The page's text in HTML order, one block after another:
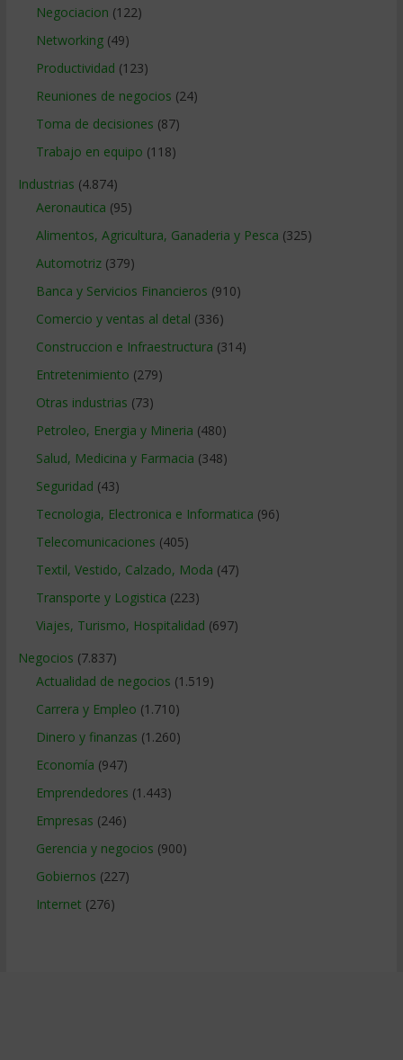
Negociacion (122)
Networking(49)
Productividad (123)
Reuniones de negocios (24)
Toma de decisiones (87)
Trabajo en equipo (118)
Industrias (4.874)
Aeronautica (95)
Alimentos, Agricultura, Ganaderia y Pesca (325)
Automotriz(379)
Banca y Servicios Financieros (910)
Comercio y ventas al detal (336)
Construccion e Infraestructura (314)
Entretenimiento (279)
Otras industrias (73)
Petroleo, Energia y Mineria (480)
Salud, Medicina y Farmacia (348)
Seguridad (43)
Tecnologia, Electronica e Informatica (96)
Telecomunicaciones (405)
Textil, Vestido, Calzado, Moda (47)
Transporte y Logistica (223)
Viajes, Turismo, Hospitalidad (697)
Negocios (7.837)
Actualidad de negocios (1.519)
Carrera y Empleo (1.710)
Dinero y finanzas (1.260)
Economía (947)
Emprendedores (1.443)
Empresas (246)
Gerencia y negocios (900)
Gobiernos (227)
Internet (276)